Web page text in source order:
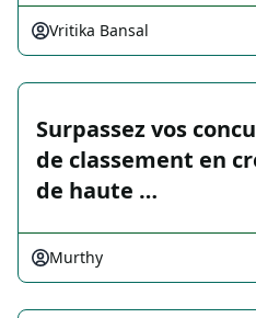
Vritika Bansal
Surpassez vos
de classement en
de haute …
Murthy